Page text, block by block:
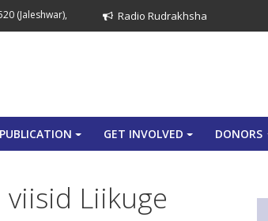
(Jaleshwar), Radio Rudrakhsha
PUBLICATION GET INVOLVED DONORS
Liikuge